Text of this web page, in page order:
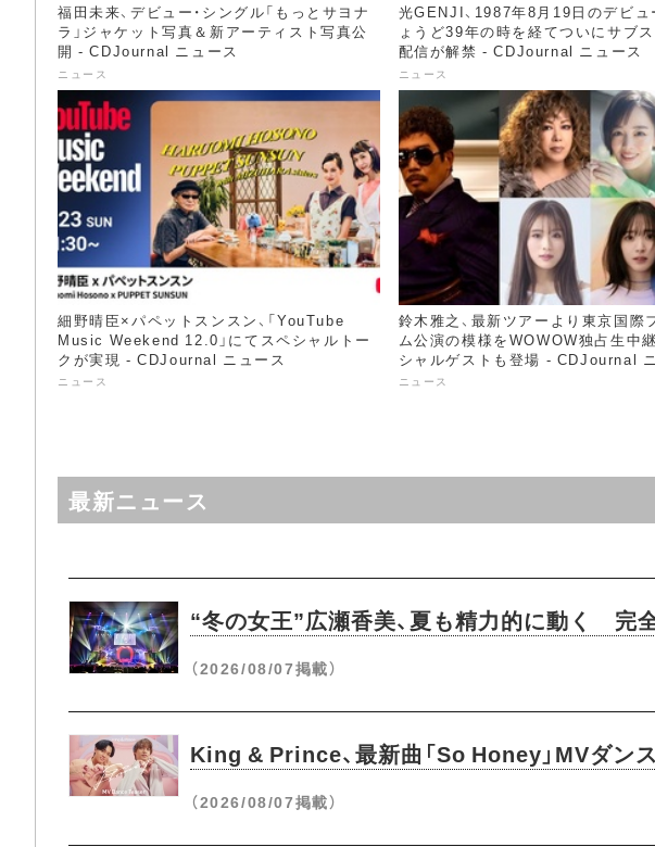
福田未来、デビュー・シングル「もっとサヨナ
ラ」ジャケット写真＆新アーティスト写真公
開 - CDJournal ニュース
ニュース
光GENJI、1987年8月19日のデビュ
ょうど39年の時を経てついにサブ
配信が解禁 - CDJournal ニュース
ニュース
細野晴臣×パペットスンスン、「YouTube
Music Weekend 12.0」にてスペシャルトー
クが実現 - CDJournal ニュース
ニュース
鈴木雅之、最新ツアーより東京国際
ム公演の模様をWOWOW独占生
シャルゲストも登場 - CDJournal
ニュース
最新ニュース
“冬の女王”広瀬香美、夏も精力的に動く 完
（2026/08/07掲載）
King & Prince、最新曲「So Honey」MVダン
（2026/08/07掲載）